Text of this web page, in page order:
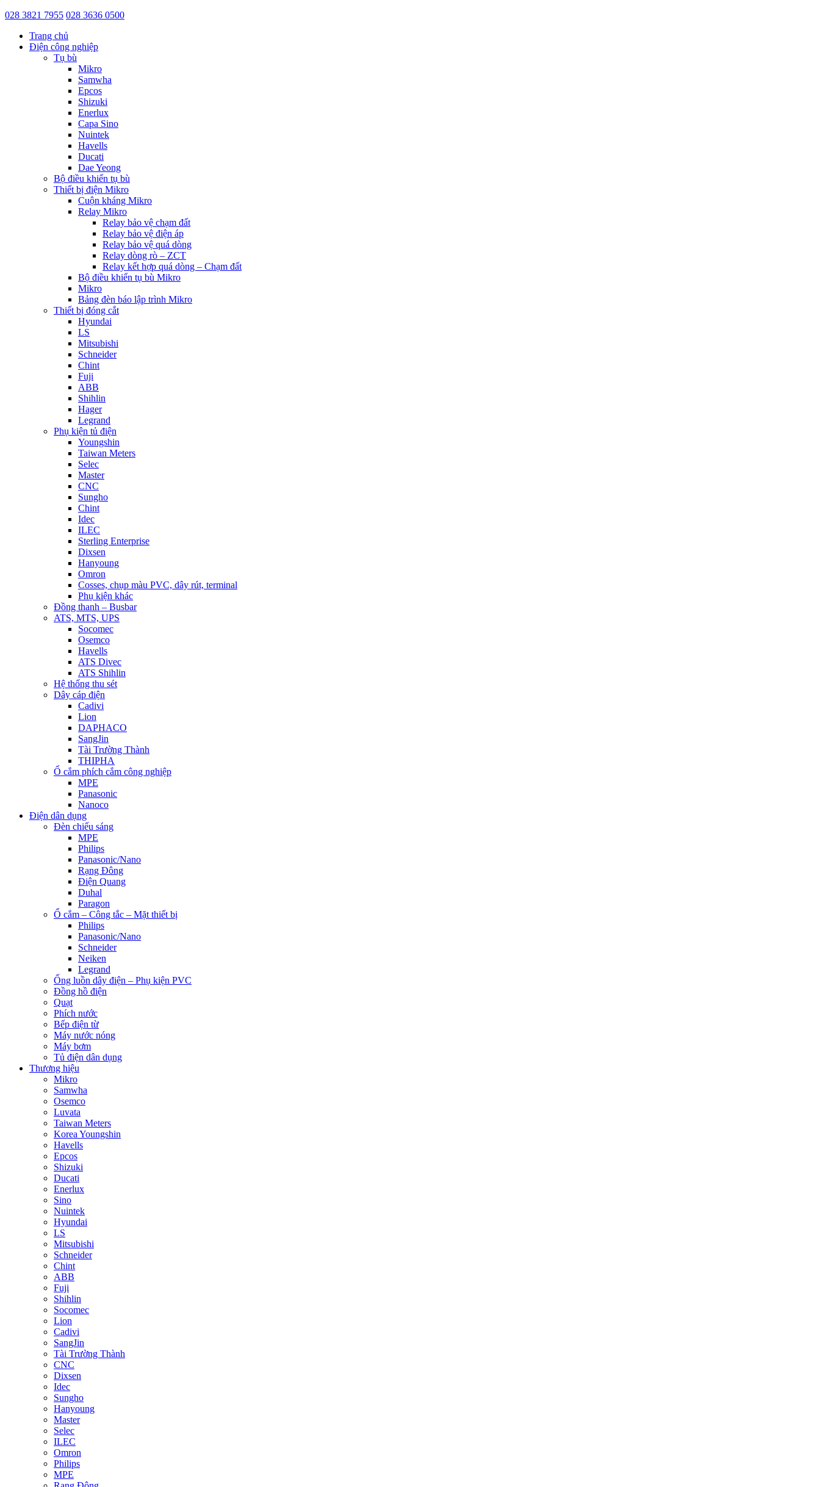
028 3821 7955 028 3636 0500
Trang chủ
Điện công nghiệp
Tụ bù
Mikro
Samwha
Epcos
Shizuki
Enerlux
Capa Sino
Nuintek
Havells
Ducati
Dae Yeong
Bộ điều khiển tụ bù
Thiết bị điện Mikro
Cuộn kháng Mikro
Relay Mikro
Relay bảo vệ chạm đất
Relay bảo vệ điện áp
Relay bảo vệ quá dòng
Relay dòng rò – ZCT
Relay kết hợp quá dòng – Chạm đất
Bộ điều khiển tụ bù Mikro
Mikro
Bảng đèn báo lập trình Mikro
Thiết bị đóng cắt
Hyundai
LS
Mitsubishi
Schneider
Chint
Fuji
ABB
Shihlin
Hager
Legrand
Phụ kiện tủ điện
Youngshin
Taiwan Meters
Selec
Master
CNC
Sungho
Chint
Idec
ILEC
Sterling Enterprise
Dixsen
Hanyoung
Omron
Cosses, chụp màu PVC, dây rút, terminal
Phụ kiện khác
Đồng thanh – Busbar
ATS, MTS, UPS
Socomec
Osemco
Havells
ATS Divec
ATS Shihlin
Hệ thống thu sét
Dây cáp điện
Cadivi
Lion
DAPHACO
SangJin
Tài Trường Thành
THIPHA
Ổ cắm phích cắm công nghiệp
MPE
Panasonic
Nanoco
Điện dân dụng
Đèn chiếu sáng
MPE
Philips
Panasonic/Nano
Rạng Đông
Điện Quang
Duhal
Paragon
Ổ cắm – Công tắc – Mặt thiết bị
Philips
Panasonic/Nano
Schneider
Neiken
Legrand
Ống luồn dây điện – Phụ kiện PVC
Đồng hồ điện
Quạt
Phích nước
Bếp điện từ
Máy nước nóng
Máy bơm
Tủ điện dân dụng
Thương hiệu
Mikro
Samwha
Osemco
Luvata
Taiwan Meters
Korea Youngshin
Havells
Epcos
Shizuki
Ducati
Enerlux
Sino
Nuintek
Hyundai
LS
Mitsubishi
Schneider
Chint
ABB
Fuji
Shihlin
Socomec
Lion
Cadivi
SangJin
Tài Trường Thành
CNC
Dixsen
Idec
Sungho
Hanyoung
Master
Selec
ILEC
Omron
Philips
MPE